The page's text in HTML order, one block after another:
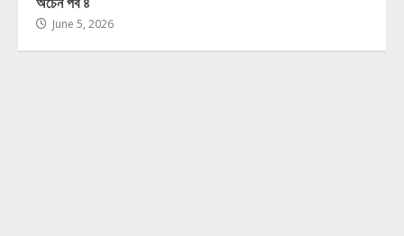
June 5, 2026